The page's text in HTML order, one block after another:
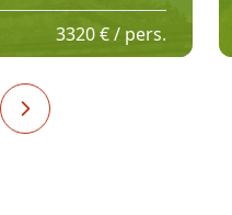
3320 € / pers.